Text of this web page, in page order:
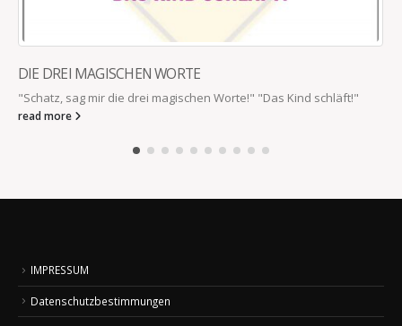
DIE DREI MAGISCHEN WORTE
"Schatz, sag mir die drei magischen Worte!" "Das Kind schläft!"
read more
IMPRESSUM
Datenschutzbestimmungen